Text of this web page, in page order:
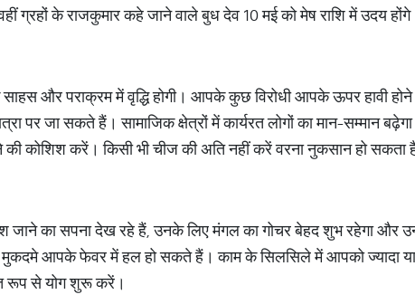
ग्रहों के राजकुमार कहे जाने वाले बुध देव 10 मई को मेष राशि में उदय
और पराक्रम में वृद्धि होगी। आपके कुछ विरोधी आपके ऊपर हावी
पर जा सकते हैं। सामाजिक क्षेत्रों में कार्यरत लोगों का मान-सम्मान
कोशिश करें। किसी भी चीज की अति नहीं करें वरना नुकसान हो सकता
जाने का सपना देख रहे हैं, उनके लिए मंगल का गोचर बेहद शुभ रहेगा और
मुकदमे आपके फेवर में हल हो सकते हैं। काम के सिलसिले में आपको ज्यादा
रूप से योग शुरू करें।